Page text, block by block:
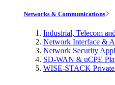
Networks & Communications
Industrial, Telecom
Network Interface &
Network Security
SD-WAN & uCPE
WISE-STACK